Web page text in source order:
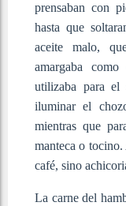
prensaban con
hasta que
aceite malo,
amargaba
utilizaba para
iluminar el
mientras que
manteca o
café, sino
La carne del